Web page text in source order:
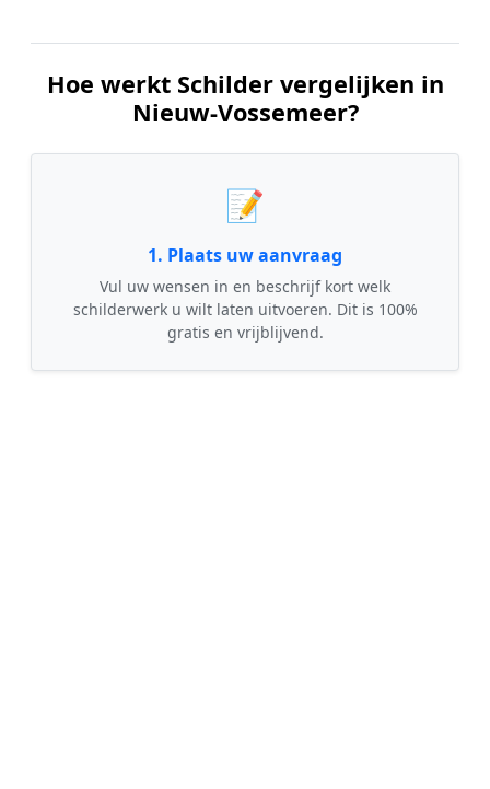
Hoe werkt Schilder vergelijken in
Nieuw-Vossemeer?
📝
1. Plaats uw aanvraag
Vul uw wensen in en beschrijf kort welk
schilderwerk u wilt laten uitvoeren. Dit is 100%
gratis en vrijblijvend.